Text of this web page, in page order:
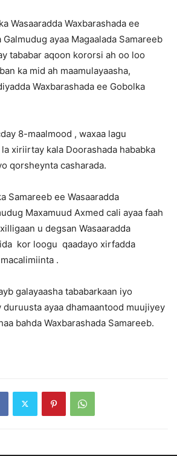
Wasaaradda Waxbarashada ee
ayaa Magaalada Samareeb
tababar aqoon kororsi ah oo loo
ka mid ah maamulayaasha,
Waxbarashada ee Gobolka
8-maalmood , waxaa lagu
xiriirtay kala Doorashada hababka
qorsheynta casharada.
Samareeb ee Wasaaradda
Maxamuud Axmed cali ayaa faah
u degsan Wasaaradda
kor loogu qaadayo xirfadda
.
galayaasha tababarkaan iyo
ayaa dhamaantood muujiyey
bahda Waxbarashada Samareeb.